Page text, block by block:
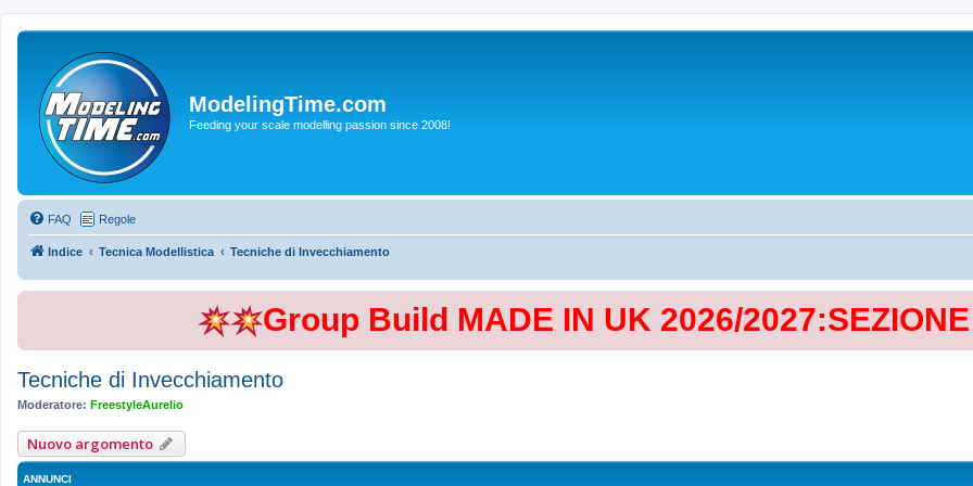
ModelingTime.com
Feeding your scale modelling passion since 2008!
FAQ Regole
Indice Tecnica Modellistica Tecniche di Invecchiamento
Group Build MADE IN UK 2026/
Tecniche di Invecchiamento
Moderatore: FreestyleAurelio
Nuovo argomento
ANNUNCI